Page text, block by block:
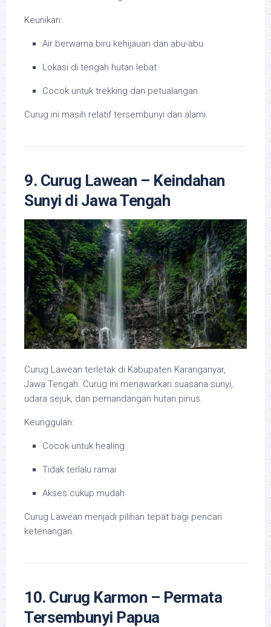
Keunikan:
Air berwarna biru kehijauan dan abu-abu
Lokasi di tengah hutan lebat
Cocok untuk trekking dan petualangan
Curug ini masih relatif tersembunyi dan alami.
9. Curug Lawean – Keindahan
Sunyi di Jawa Tengah
Curug Lawean terletak di Kabupaten Karanganyar,
Jawa Tengah. Curug ini menawarkan suasana sunyi,
udara sejuk, dan pemandangan hutan pinus.
Keunggulan:
Cocok untuk healing
Tidak terlalu ramai
Akses cukup mudah
Curug Lawean menjadi pilihan tepat bagi pencari
ketenangan.
10. Curug Karmon – Permata
Tersembunyi Papua